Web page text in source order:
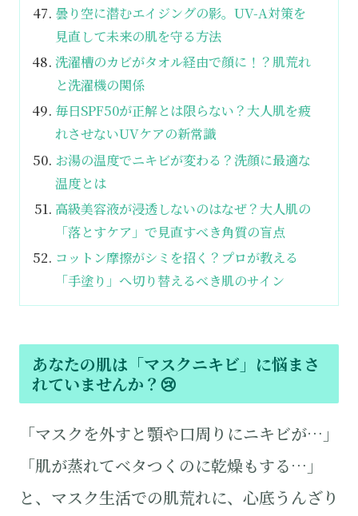
曇り空に潜むエイジングの影。UV-A対策を
見直して未来の肌を守る方法
洗濯槽のカビがタオル経由で顔に！？肌荒れ
と洗濯機の関係
毎日SPF50が正解とは限らない？大人肌を疲
れさせないUVケアの新常識
お湯の温度でニキビが変わる？洗顔に最適な
温度とは
高級美容液が浸透しないのはなぜ？大人肌の
「落とすケア」で見直すべき角質の盲点
コットン摩擦がシミを招く？プロが教える
「手塗り」へ切り替えるべき肌のサイン
あなたの肌は「マスクニキビ」に悩まさ
れていませんか？😢
「マスクを外すと顎や口周りにニキビが…」
「肌が蒸れてベタつくのに乾燥もする…」
と、マスク生活での肌荒れに、心底うんざり